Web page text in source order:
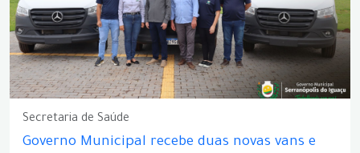
Secretaria de Saúde
Governo Municipal recebe duas novas vans e